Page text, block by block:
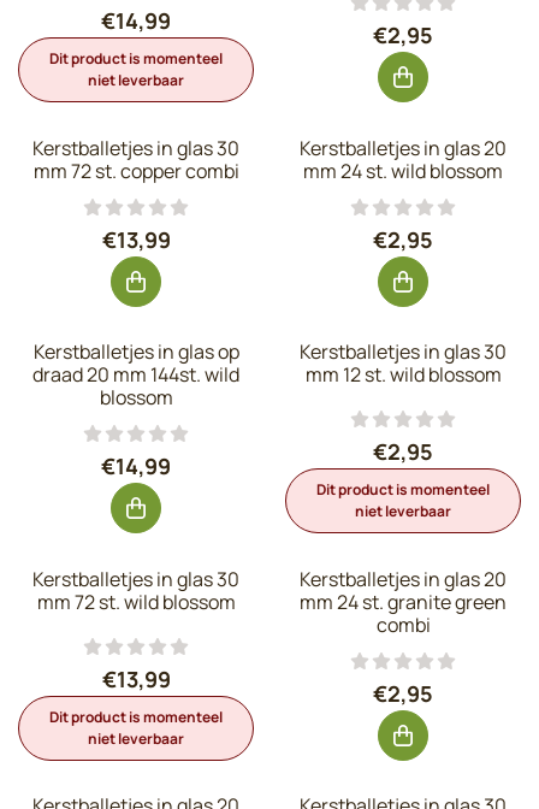
Prijs: 14,99, exclusief btw: 12,39
€14,99
Dit product is momenteel
niet leverbaar
Prijs: 2,95,
€2,95
Kerstballetjes in glas 30
mm 72 st. copper combi
Prijs: 13,99, exclusief btw: 11,56
€13,99
Kerstballetjes in glas 20
mm 24 st. wild blossom
Prijs: 2,95,
€2,95
Kerstballetjes in glas op
draad 20 mm 144st. wild
blossom
Prijs: 14,99, exclusief btw: 12,39
€14,99
Kerstballetjes in glas 30
mm 12 st. wild blossom
Prijs: 2,95,
€2,95
Dit product is momenteel
niet leverbaar
Kerstballetjes in glas 30
mm 72 st. wild blossom
Prijs: 13,99, exclusief btw: 11,56
€13,99
Dit product is momenteel
niet leverbaar
Kerstballetjes in glas 20
mm 24 st. granite green
combi
Prijs: 2,95,
€2,95